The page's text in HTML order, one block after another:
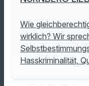
Wie
wirklich? Wir
Hasskriminalität,